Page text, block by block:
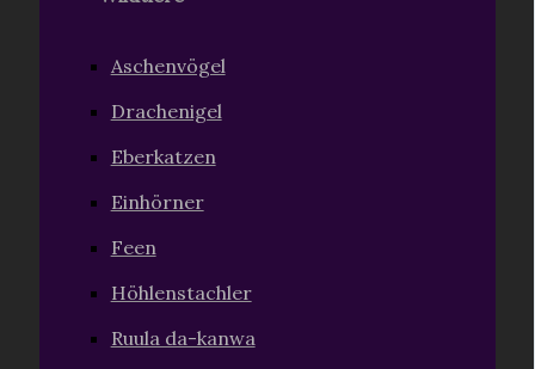
Aschenvögel
Drachenigel
Eberkatzen
Einhörner
Feen
Höhlenstachler
Ruula da-kanwa